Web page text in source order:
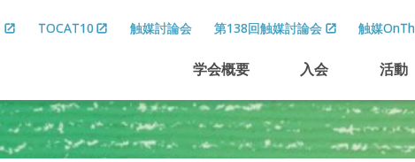
TOCAT10 触媒討論会 第138回触媒討論会 触媒
学会概要 入会 活動